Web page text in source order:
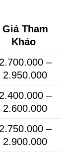
Giá Tham
Khảo
2.700.000 –
2.950.000
2.400.000 –
2.600.000
2.750.000 –
2.900.000